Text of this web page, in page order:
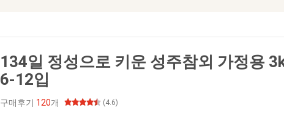
134일 정성으로 키운 성주참외 가정용
6-12입
구매후기 120개 (4.6)